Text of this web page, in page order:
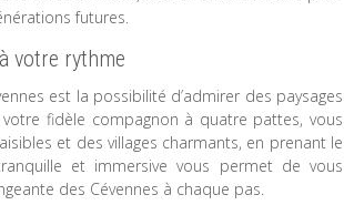
futures.
votre rythme
est la possibilité d’admirer des paysages
fidèle compagnon à quatre pattes, vous
et des villages charmants, en prenant le
et immersive vous permet de vous
des Cévennes à chaque pas.